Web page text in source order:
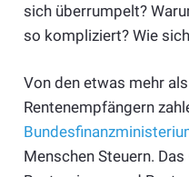
sich überrumpelt?
so kompliziert? Wie
Von den etwas mehr
Rentenempfängern
Menschen Steuern.